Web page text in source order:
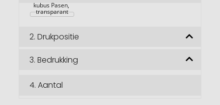
afbeeldingengalerij
kubus Pasen,
transparant
2. Drukpositie
3. Bedrukking
4. Aantal